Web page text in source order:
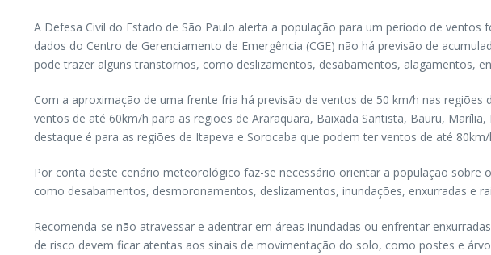
A Defesa Civil do Estado de São Paulo alerta a população para um período de
dados do Centro de Gerenciamento de Emergência (CGE) não há previsão de
pode trazer alguns transtornos, como deslizamentos, desabamentos, alagamentos,
Com a aproximação de uma frente fria há previsão de ventos de 50 km/h nas
ventos de até 60km/h para as regiões de Araraquara, Baixada Santista, Bauru,
destaque é para as regiões de Itapeva e Sorocaba que podem ter ventos de até 80km/
Por conta deste cenário meteorológico faz-se necessário orientar a população
como desabamentos, desmoronamentos, deslizamentos, inundações, enxurradas e
Recomenda-se não atravessar e adentrar em áreas inundadas ou enfrentar
de risco devem ficar atentas aos sinais de movimentação do solo, como postes e